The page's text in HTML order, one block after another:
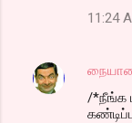
11:24
/*நீங்க